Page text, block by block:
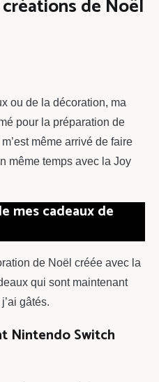
de Noël
ou de la décoration, ma
pour la préparation de
même arrivé de faire
même temps avec la Joy
mes cadeaux de
de Noël créée avec la
qui sont maintenant
gâtés.
Nintendo Switch